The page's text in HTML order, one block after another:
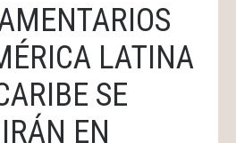
LATINA
SE
EN